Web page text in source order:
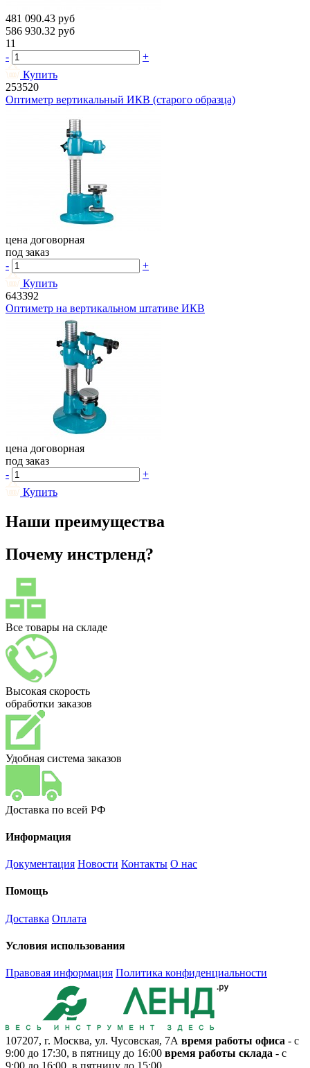
481 090.43 руб
586 930.32 руб
11
-
+
Купить
253520
Оптиметр вертикальный ИКВ (старого образца)
цена договорная
под заказ
-
+
Купить
643392
Оптиметр на вертикальном штативе ИКВ
цена договорная
под заказ
-
+
Купить
Наши преимущества
Почему инстрленд?
Все товары на складе
Высокая скорость
обработки заказов
Удобная система заказов
Доставка по всей РФ
Информация
Документация Новости Контакты О нас
Помощь
Доставка Оплата
Условия использования
Правовая информация Политика конфиденциальности
107207, г. Москва, ул. Чусовская, 7А время работы офиса - с
9:00 до 17:30, в пятницу до 16:00 время работы склада - с